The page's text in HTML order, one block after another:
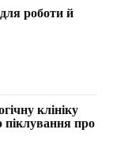
роботи й
клініку
піклування про